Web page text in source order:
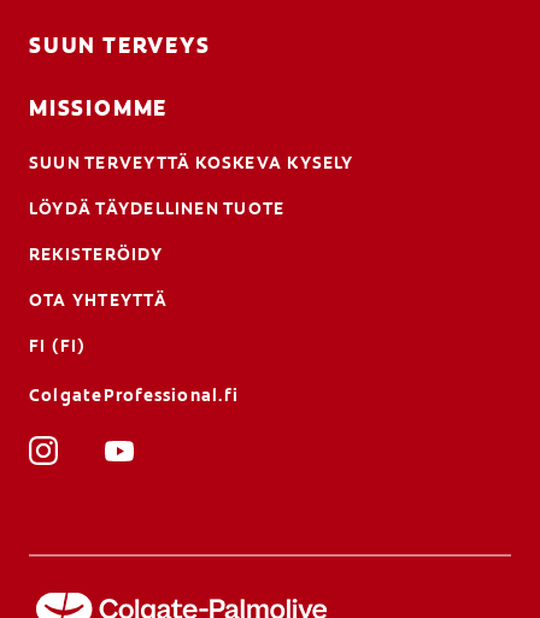
SUUN TERVEYS
MISSIOMME
SUUN TERVEYTTÄ KOSKEVA KYSELY
LÖYDÄ TÄYDELLINEN TUOTE
REKISTERÖIDY
OTA YHTEYTTÄ
FI (FI)
ColgateProfessional.fi